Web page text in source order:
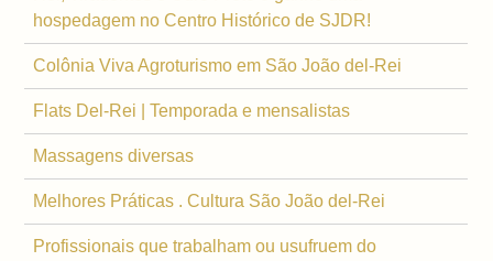
hospedagem no Centro Histórico de SJDR!
Colônia Viva Agroturismo em São João del-Rei
Flats Del-Rei | Temporada e mensalistas
Massagens diversas
Melhores Práticas . Cultura São João del-Rei
Profissionais que trabalham ou usufruem do